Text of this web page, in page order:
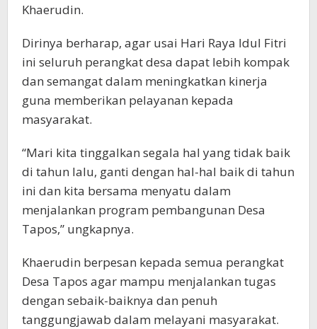
Khaerudin.
Dirinya berharap, agar usai Hari Raya Idul Fitri
ini seluruh perangkat desa dapat lebih kompak
dan semangat dalam meningkatkan kinerja
guna memberikan pelayanan kepada
masyarakat.
“Mari kita tinggalkan segala hal yang tidak baik
di tahun lalu, ganti dengan hal-hal baik di tahun
ini dan kita bersama menyatu dalam
menjalankan program pembangunan Desa
Tapos,” ungkapnya.
Khaerudin berpesan kepada semua perangkat
Desa Tapos agar mampu menjalankan tugas
dengan sebaik-baiknya dan penuh
tanggungjawab dalam melayani masyarakat.